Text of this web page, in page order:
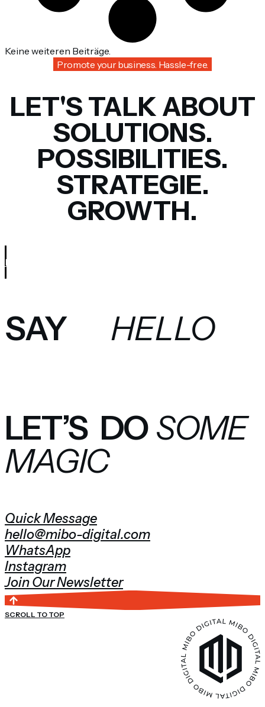
Keine weiteren Beiträge.
Promote your business. Hassle-free.
LET'S TALK ABOUT
SOLUTIONS.
POSSIBILITIES.
STRATEGIE.
GROWTH.
BOOK FREE CONSULTATION
SAY HELLO
LET’S DO SOME
MAGIC
Quick Message
hello@mibo-digital.com
WhatsApp
Instagram
Join Our Newsletter
SCROLL TO TOP